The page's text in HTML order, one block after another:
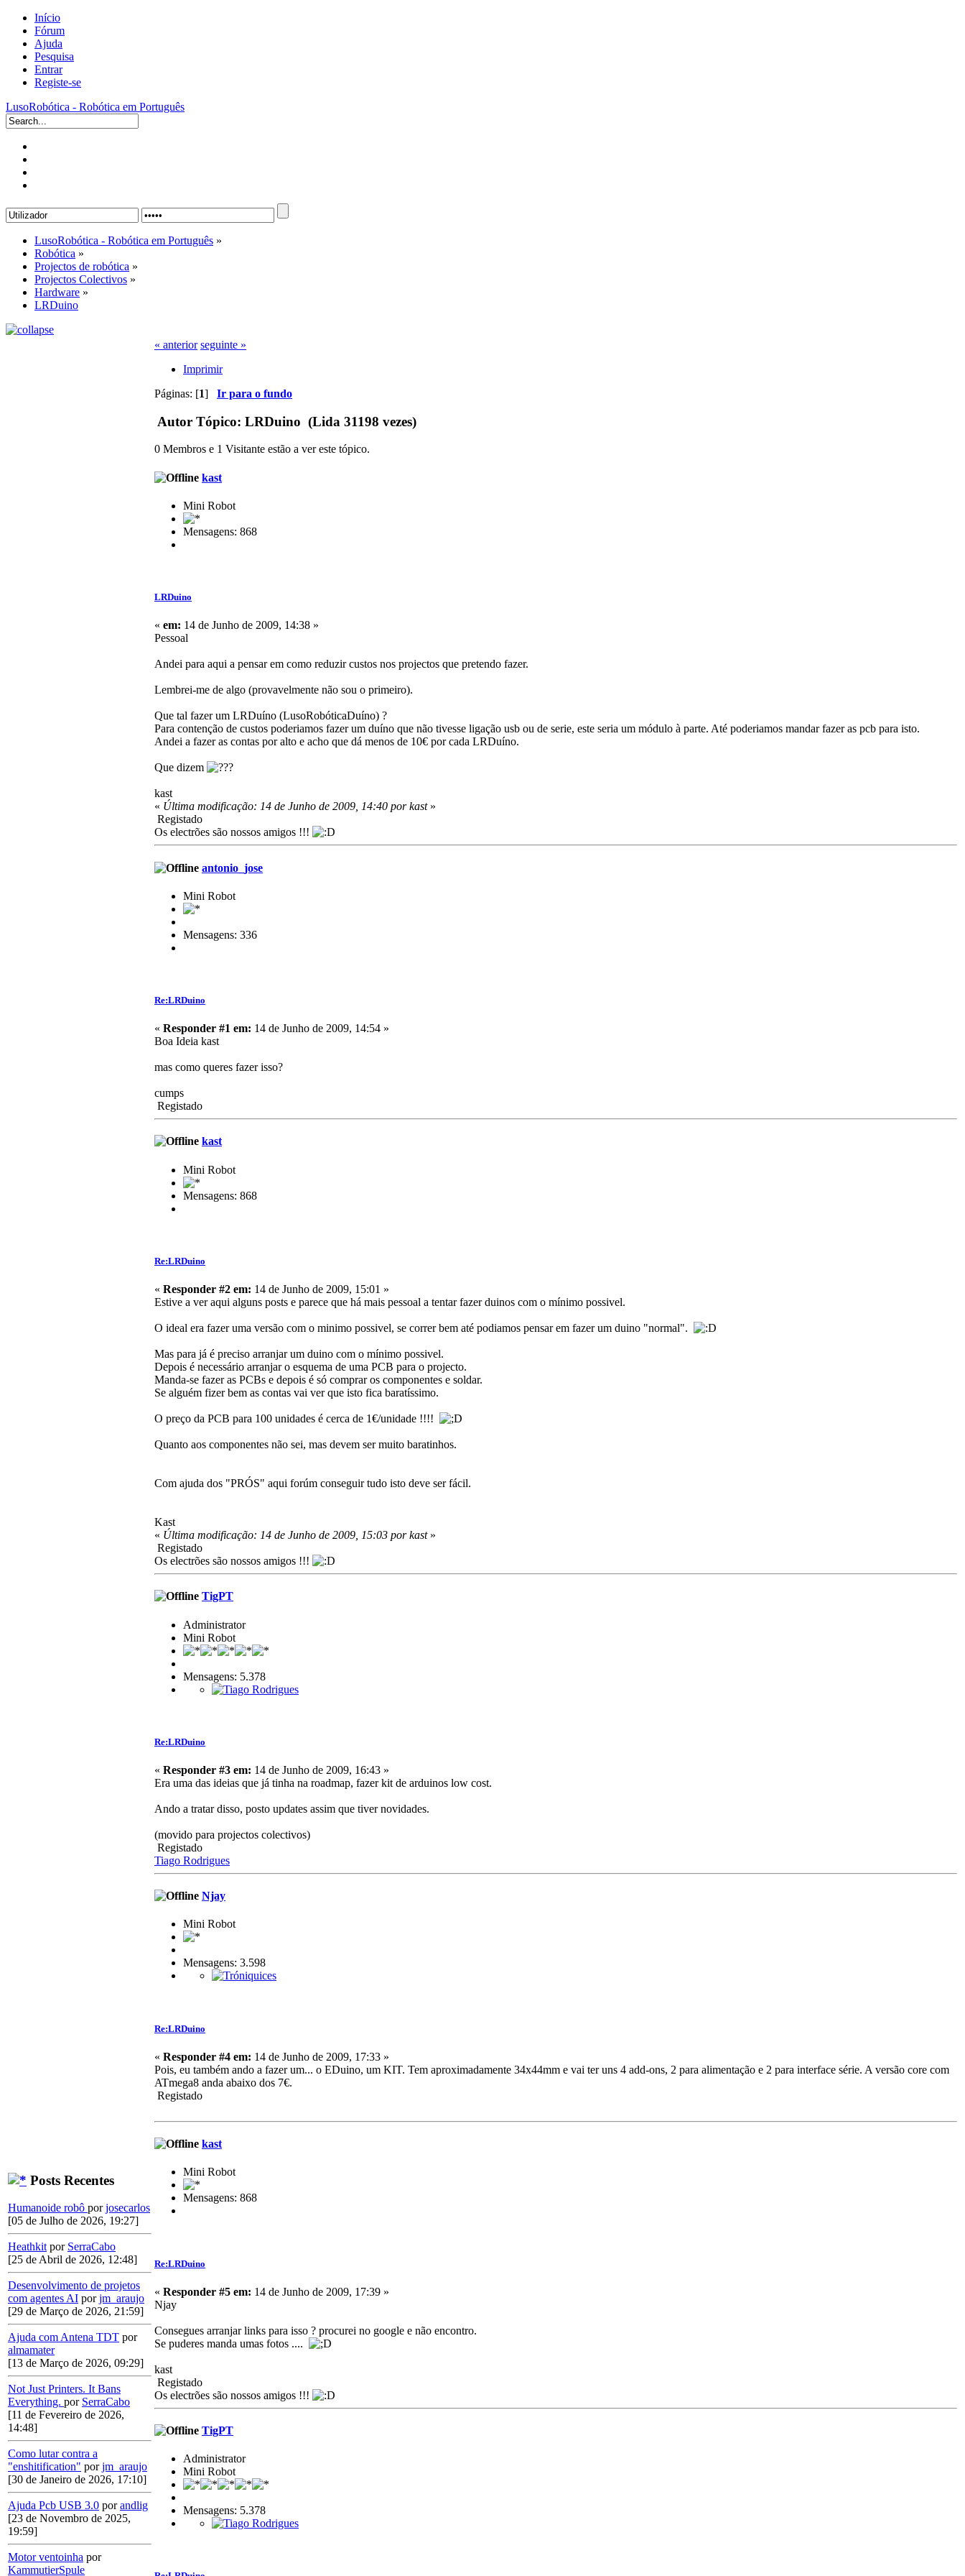
Início
Fórum
Ajuda
Pesquisa
Entrar
Registe-se
LusoRobótica - Robótica em Português
LusoRobótica - Robótica em Português »
Robótica »
Projectos de robótica »
Projectos Colectivos »
Hardware »
LRDuino
Posts Recentes
Humanoide robô porjosecarlos
[05 de Julho de 2026, 19:27]
Heathkit por SerraCabo
[25 de Abril de 2026, 12:48]
Desenvolvimento de projetos
com agentes AI porjm_araujo
[29 de Março de 2026, 21:59]
Ajuda com Antena TDT por
almamater
[13 de Março de 2026, 09:29]
Not Just Printers. It Bans
Everything. por SerraCabo
[11 de Fevereiro de 2026,
14:48]
Como lutar contra a
"enshitification" porjm_araujo
[30 de Janeiro de 2026, 17:10]
Ajuda Pcb USB 3.0 porandlig
[23 de Novembro de 2025,
19:59]
Motor ventoinha por
KammutierSpule
« anterior seguinte »
Imprimir
Páginas: [1] Ir para o fundo
Autor Tópico: LRDuino (Lida 31198 vezes)
0 Membros e 1 Visitante estão a ver este tópico.
kast
Mini Robot
Mensagens: 868
LRDuino
« em: 14 de Junho de 2009, 14:38 »
Pessoal
Andei para aqui a pensar em como reduzir custos nos projectos que pretendo fazer.
Lembrei-me de algo (provavelmente não sou o primeiro).
Que tal fazer um LRDuíno (LusoRobóticaDuíno) ?
Para contenção de custos poderiamos fazer um duíno que não tivesse ligação usb ou de serie, este seria um módulo à parte. Até poderiamos mandar fazer as pcb para isto.
Andei a fazer as contas por alto e acho que dá menos de 10€ por cada LRDuíno.
Que dizem
kast
« Última modificação: 14 de Junho de 2009, 14:40 por kast»
Registado
Os electrões são nossos amigos !!!
antonio_jose
Mini Robot
Mensagens: 336
Re:LRDuino
« Responder #1 em: 14 de Junho de 2009, 14:54 »
Boa Ideia kast
mas como queres fazer isso?
cumps
Registado
kast
Mini Robot
Mensagens: 868
Re:LRDuino
« Responder #2 em: 14 de Junho de 2009, 15:01 »
Estive a ver aqui alguns posts e parece que há mais pessoal a tentar fazer duinos com o mínimo possivel.
O ideal era fazer uma versão com o minimo possivel, se correr bem até podiamos pensar em fazer um duino "normal".
Mas para já é preciso arranjar um duino com o mínimo possivel.
Depois é necessário arranjar o esquema de uma PCB para o projecto.
Manda-se fazer as PCBs e depois é só comprar os componentes e soldar.
Se alguém fizer bem as contas vai ver que isto fica baratíssimo.
O preço da PCB para 100 unidades é cerca de 1€/unidade !!!!
Quanto aos componentes não sei, mas devem ser muito baratinhos.
Com ajuda dos "PRÓS" aqui forúm conseguir tudo isto deve ser fácil.
Kast
« Última modificação: 14 de Junho de 2009, 15:03 por kast»
Registado
Os electrões são nossos amigos !!!
TigPT
Administrator
Mini Robot
Mensagens: 5.378
Re:LRDuino
« Responder #3 em: 14 de Junho de 2009, 16:43 »
Era uma das ideias que já tinha na roadmap, fazer kit de arduinos low cost.
Ando a tratar disso, posto updates assim que tiver novidades.
(movido para projectos colectivos)
Registado
Tiago Rodrigues
Njay
Mini Robot
Mensagens: 3.598
Re:LRDuino
« Responder #4 em: 14 de Junho de 2009, 17:33 »
Pois, eu também ando a fazer um... o EDuino, um KIT. Tem aproximadamente 34x44mm e vai ter uns 4 add-ons, 2 para alimentação e 2 para interface série. A versão core com
ATmega8 anda abaixo dos 7€.
Registado
kast
Mini Robot
Mensagens: 868
Re:LRDuino
« Responder #5 em: 14 de Junho de 2009, 17:39 »
Njay
Consegues arranjar links para isso ? procurei no google e não encontro.
Se puderes manda umas fotos ....
kast
Registado
Os electrões são nossos amigos !!!
TigPT
Administrator
Mini Robot
Mensagens: 5.378